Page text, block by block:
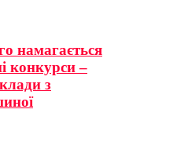
намагається
конкурси –
з